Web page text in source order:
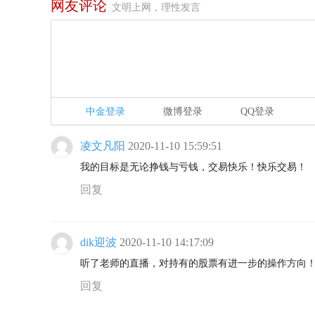
网友评论 文明上网，理性发言
中金登录 微博登录 QQ登录
凌文凡阳 2020-11-10 15:59:51
我的目标是无论挣钱与亏钱，交易快乐！快乐交易！
回复
dik迎波 2020-11-10 14:17:09
听了老师的直播，对持有的股票有进一步的操作方向！
回复